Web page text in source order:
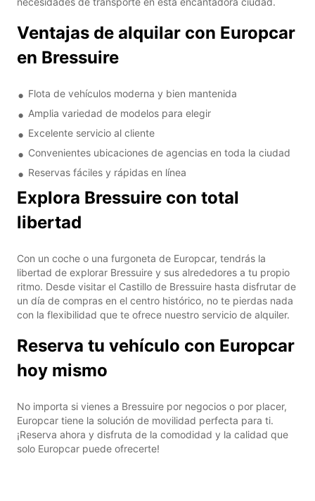
Ventajas de alquilar con Europcar
en Bressuire
Flota de vehículos moderna y bien mantenida
Amplia variedad de modelos para elegir
Excelente servicio al cliente
Convenientes ubicaciones de agencias en toda la ciudad
Reservas fáciles y rápidas en línea
Explora Bressuire con total
libertad
Con un coche o una furgoneta de Europcar, tendrás la
libertad de explorar Bressuire y sus alrededores a tu propio
ritmo. Desde visitar el Castillo de Bressuire hasta disfrutar de
un día de compras en el centro histórico, no te pierdas nada
con la flexibilidad que te ofrece nuestro servicio de alquiler.
Reserva tu vehículo con Europcar
hoy mismo
No importa si vienes a Bressuire por negocios o por placer,
Europcar tiene la solución de movilidad perfecta para ti.
¡Reserva ahora y disfruta de la comodidad y la calidad que
solo Europcar puede ofrecerte!